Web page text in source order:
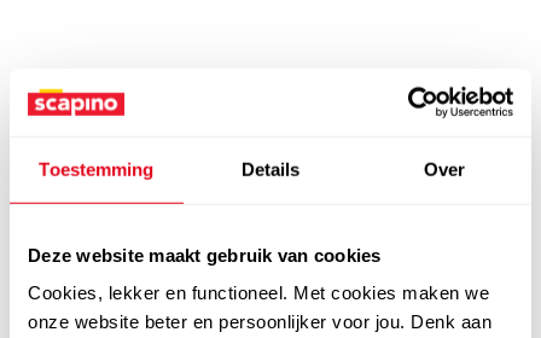
Toestemming Details Over
Deze website maakt gebruik van cookies
Cookies, lekker en functioneel. Met cookies maken we
onze website beter en persoonlijker voor jou. Denk aan